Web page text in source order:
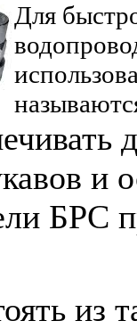
Для
и
БРС
из